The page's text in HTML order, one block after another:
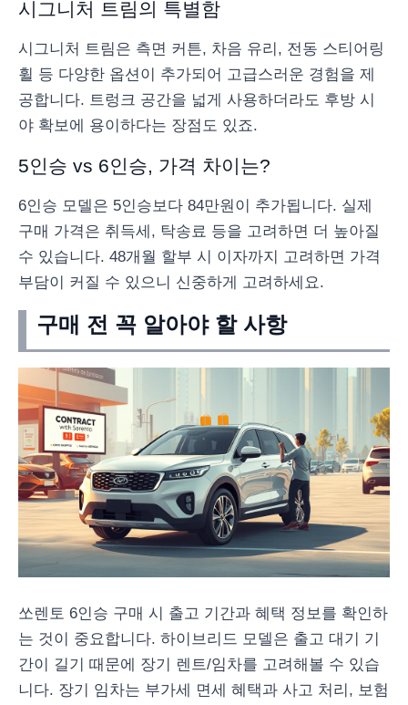
시그니처 트림의 특별함
시그니처 트림은 측면 커튼, 차음 유리, 전동 스티어링
휠 등 다양한 옵션이 추가되어 고급스러운 경험을 제
공합니다. 트렁크 공간을 넓게 사용하더라도 후방 시
야 확보에 용이하다는 장점도 있죠.
5인승 vs 6인승, 가격 차이는?
6인승 모델은 5인승보다 84만원이 추가됩니다. 실제
구매 가격은 취득세, 탁송료 등을 고려하면 더 높아질
수 있습니다. 48개월 할부 시 이자까지 고려하면 가격
부담이 커질 수 있으니 신중하게 고려하세요.
구매 전 꼭 알아야 할 사항
쏘렌토 6인승 구매 시 출고 기간과 혜택 정보를 확인하
는 것이 중요합니다. 하이브리드 모델은 출고 대기 기
간이 길기 때문에 장기 렌트/임차를 고려해볼 수 있습
니다. 장기 임차는 부가세 면세 혜택과 사고 처리, 보험